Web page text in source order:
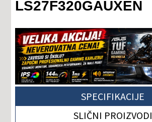
LS27F320GAUXEN
SPECIFIKACIJE
SLIČNI PROIZVODI